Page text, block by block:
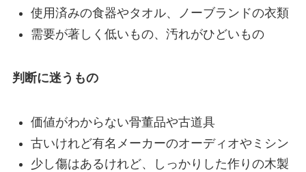
使用済みの食器やタオル、ノーブランドの衣類
需要が著しく低いもの、汚れがひどいもの
判断に迷うもの
価値がわからない骨董品や古道具
古いけれど有名メーカーのオーディオやミシン
少し傷はあるけれど、しっかりした作りの木製